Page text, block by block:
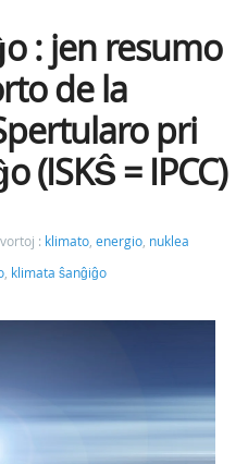
: jen resumo
de la
pri
(ISKŜ = IPCC)
: klimato, energio, nuklea
, klimata ŝanĝiĝo